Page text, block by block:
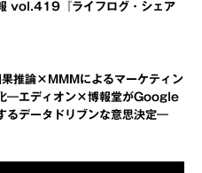
vol.419『ライフログ・シェア
果推論×MMMによるマーケティン
―エディオン×博報堂がGoogle
るデータドリブンな意思決定―